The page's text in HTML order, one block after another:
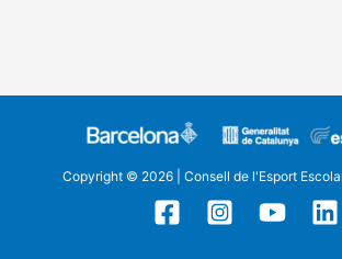
Copyright © 2026 | Consell de l'Esport